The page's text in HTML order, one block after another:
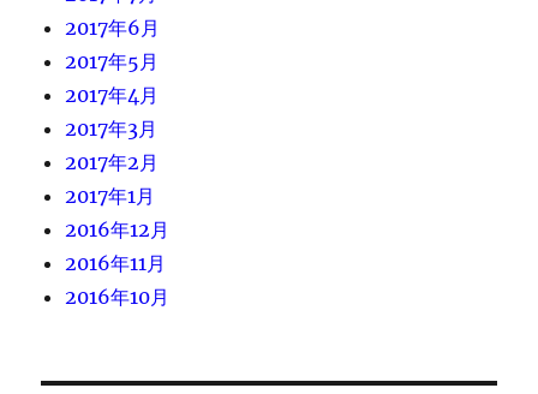
2017年6月
2017年5月
2017年4月
2017年3月
2017年2月
2017年1月
2016年12月
2016年11月
2016年10月